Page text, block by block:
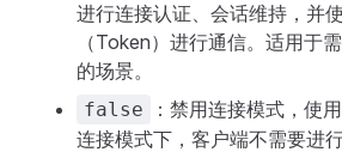
进行连接认证、会话维持，并
（Token）进行通信。适用于
的场景。
false
：禁用连接模式，使
连接模式下，客户端不需要进